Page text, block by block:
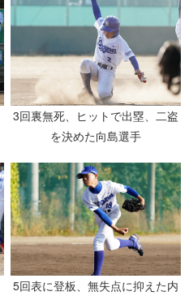
3回裏無死、ヒットで出塁、二盗
を決めた向島選手
5回表に登板、無失点に抑えた内